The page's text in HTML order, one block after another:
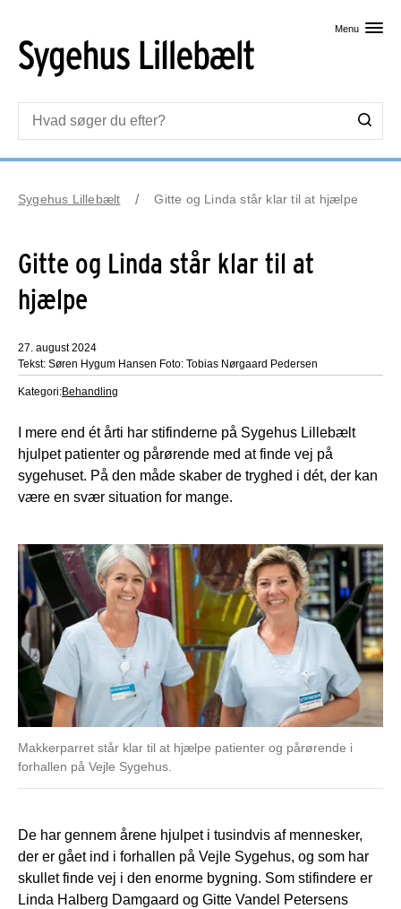
Menu
Sygehus Lillebælt Gitte og Linda står klar til at hjælpe
Gitte og Linda står klar til at
hjælpe
27. august 2024
Tekst: Søren Hygum Hansen Foto: Tobias Nørgaard Pedersen
Kategori:Behandling
I mere end ét årti har stifinderne på Sygehus Lillebælt
hjulpet patienter og pårørende med at finde vej på
sygehuset. På den måde skaber de tryghed i dét, der kan
være en svær situation for mange.
Makkerparret står klar til at hjælpe patienter og pårørende i
forhallen på Vejle Sygehus.
De har gennem årene hjulpet i tusindvis af mennesker,
der er gået ind i forhallen på Vejle Sygehus, og som har
skullet finde vej i den enorme bygning. Som stifindere er
Linda Halberg Damgaard og Gitte Vandel Petersens